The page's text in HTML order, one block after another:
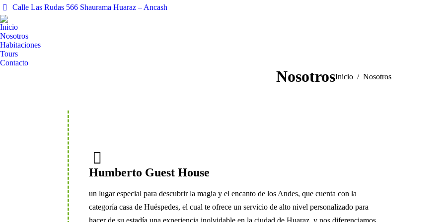
Calle Las Rudas 566 Shaurama Huaraz – Ancash
Inicio
Nosotros
Habitaciones
Tours
Contacto
NosotrosEstás aquí:
Inicio Nosotros
Humberto Guest House
un lugar especial para descubrir la magia y el encanto de los Andes, que cuenta con la
categoría casa de Huéspedes, el cual te ofrece un servicio de alto nivel personalizado para
hacer de su estadía una experiencia inolvidable en la ciudad de Huaraz, y nos diferenciamos